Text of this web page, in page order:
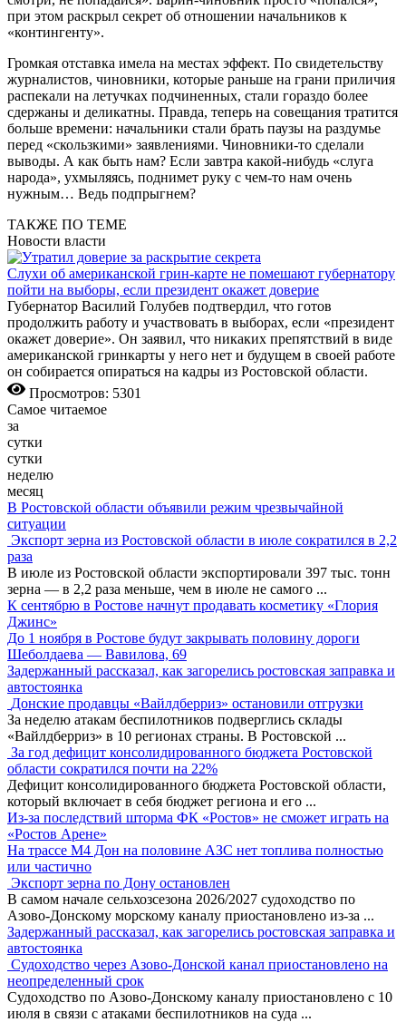
при этом раскрыл секрет об отношении начальников к
«контингенту».
Громкая отставка имела на местах эффект. По свидетельству
журналистов, чиновники, которые раньше на грани приличия
распекали на летучках подчиненных, стали гораздо более
сдержаны и деликатны. Правда, теперь на совещания тратится
больше времени: начальники стали брать паузы на раздумье
перед «скользкими» заявлениями. Чиновники-то сделали
выводы. А как быть нам? Если завтра какой-нибудь «слуга
народа», ухмыляясь, поднимет руку с чем-то нам очень
нужным… Ведь подпрыгнем?
ТАКЖЕ ПО ТЕМЕ
Новости власти
Слухи об американской грин-карте не помешают губернатору
пойти на выборы, если президент окажет доверие
Губернатор Василий Голубев подтвердил, что готов
продолжить работу и участвовать в выборах, если «президент
окажет доверие». Он заявил, что никаких препятствий в виде
американской гринкарты у него нет и будущем в своей работе
он собирается опираться на кадры из Ростовской области.
Просмотров: 5301
Самое читаемое
за
сутки
сутки
неделю
месяц
В Ростовской области объявили режим чрезвычайной
ситуации
Экспорт зерна из Ростовской области в июле сократился в 2,2
раза
В июле из Ростовской области экспортировали 397 тыс. тонн
зерна — в 2,2 раза меньше, чем в июле не самого ...
К сентябрю в Ростове начнут продавать косметику «Глория
Джинс»
До 1 ноября в Ростове будут закрывать половину дороги
Шеболдаева — Вавилова, 69
Задержанный рассказал, как загорелись ростовская заправка и
автостоянка
Донские продавцы «Вайлдберриз» остановили отгрузки
За неделю атакам беспилотников подверглись склады
«Вайлдберриз» в 10 регионах страны. В Ростовской ...
За год дефицит консолидированного бюджета Ростовской
области сократился почти на 22%
Дефицит консолидированного бюджета Ростовской области,
который включает в себя бюджет региона и его ...
Из-за последствий шторма ФК «Ростов» не сможет играть на
«Ростов Арене»
На трассе М4 Дон на половине АЗС нет топлива полностью
или частично
Экспорт зерна по Дону остановлен
В самом начале сельхозсезона 2026/2027 судоходство по
Азово-Донскому морскому каналу приостановлено из-за ...
Задержанный рассказал, как загорелись ростовская заправка и
автостоянка
Судоходство через Азово-Донской канал приостановлено на
неопределенный срок
Судоходство по Азово-Донскому каналу приостановлено с 10
июля в связи с атаками беспилотников на суда ...